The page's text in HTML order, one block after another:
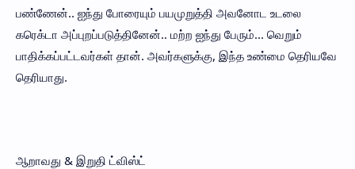
பண்ணேன்.. ஐந்து போரையும் பயமுறுத்தி அவனோட உடலை
கரெக்டா அப்புறப்படுத்தினேன்.. மற்ற ஐந்து பேரும்... வெறும்
பாதிக்கப்பட்டவர்கள் தான். அவர்களுக்கு, இந்த உண்மை தெரியவே
தெரியாது.
ஆறாவது & இறுதி ட்விஸ்ட்